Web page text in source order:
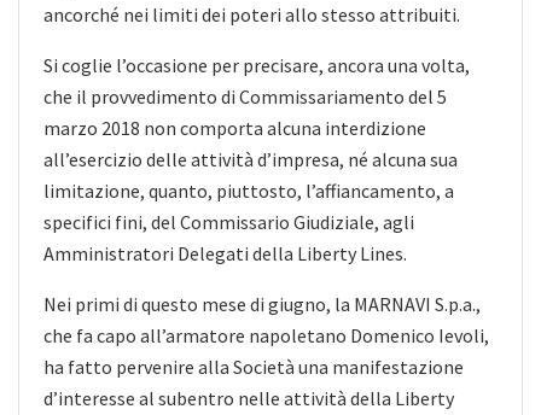
ancorché nei limiti dei poteri allo stesso attribuiti.
Si coglie l’occasione per precisare, ancora una volta,
che il provvedimento di Commissariamento del 5
marzo 2018 non comporta alcuna interdizione
all’esercizio delle attività d’impresa, né alcuna sua
limitazione, quanto, piuttosto, l’affiancamento, a
specifici fini, del Commissario Giudiziale, agli
Amministratori Delegati della Liberty Lines.
Nei primi di questo mese di giugno, la MARNAVI S.p.a.,
che fa capo all’armatore napoletano Domenico Ievoli,
ha fatto pervenire alla Società una manifestazione
d’interesse al subentro nelle attività della Liberty